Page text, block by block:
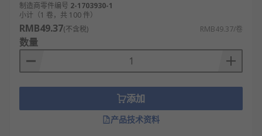
制造商零件编号 2-1703930-1
小计（1 卷，共 100 件）
RMB49.37(不含税) RMB49.37/卷
数量
添加
产品技术资料